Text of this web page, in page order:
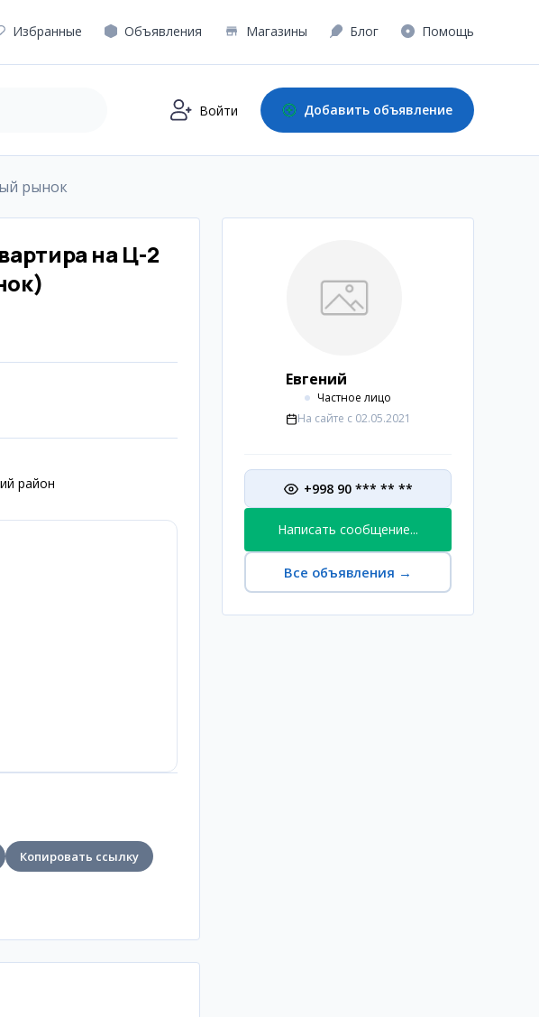
Избранные Объявления Магазины Блог Помощь
Войти Добавить объявление
рынок
на Ц-2
район
Копировать ссылку
Евгений
Частное лицо
На сайте с 02.05.2021
+998 90 *** ** **
Написать сообщение...
Все объявления →